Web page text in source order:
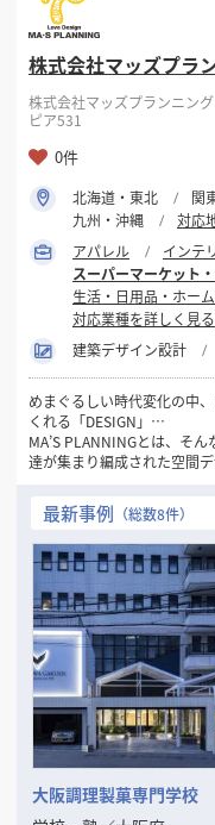
株式会社マッズプラ
株式会社マッズプランニン
ピア531
0件
北海道・東北 関
九州・沖縄
対応
アパレル
インテ
スーパーマーケット
生活・日用品・ホー
対応業種を詳しく見る
建築デザイン設計
めまぐるしい時代変化の中
くれる「DESIGN」…
MA’S PLANNINGとは、そ
達が集まり編成された空間
1981年の創設以来32年間に
せを感じてもらいたい…”
というシンプルなコンセプ
お客様に提供してまいりまし
現代のトレンド・ニーズの
中、この思いを忘れず、変
とのない
「普遍的DESIGNの可能性」
そして、数々の商空間、住
を裏付けに
お客様の良きビジネスパー
いいたします。
最新事例 （総数8件）
大阪調理製菓専門学校